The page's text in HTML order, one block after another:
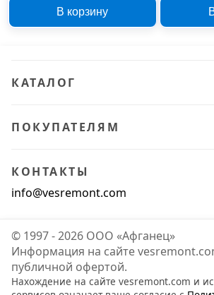
В корзину
КАТАЛОГ
ПОКУПАТЕЛЯМ
КОНТАКТЫ
info@vesremont.com
© 1997 - 2026 ООО «Афганец»
Информация на сайте
публичной офертой.
Нахождение на сайте vesremont.com и